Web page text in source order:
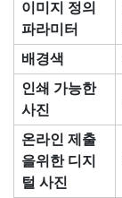
이미지 정의
파라미터
배경색
인쇄 가능한
사진
온라인 제출
을위한 디지
털 사진